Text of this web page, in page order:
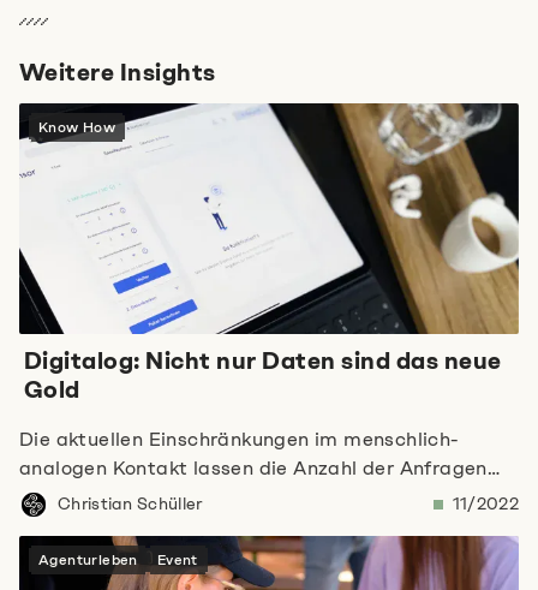
Weitere Insights
Know How
Digitalog: Nicht nur Daten sind das neue
Gold
Die aktuellen Einschränkungen im menschlich-
analogen Kontakt lassen die Anzahl der Anfragen
rund um das Thema Digitalisierung vertrieblicher
vielen Unternehmen zum Bewusstsein, hier aktiver
werden zu müssen.
Christian Schüller 11/2022
Agenturleben Event